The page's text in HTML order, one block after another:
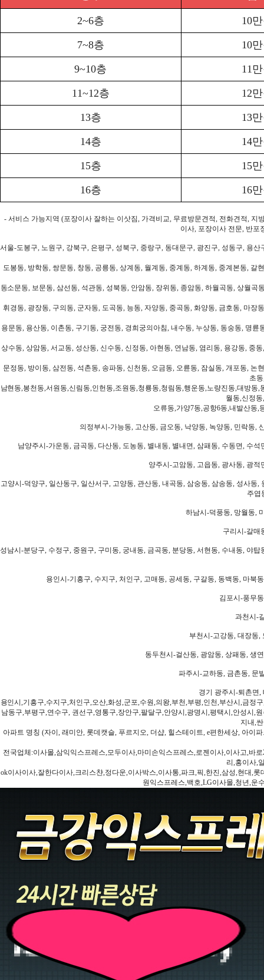
2~6층 10
7~8층 10
9~10층 11
11~12층 12
13층 13
14층 14
15층 15
16층 16
- 서비스 가능지역 (포장이사 잘하는 이삿짐, 가격비교, 무료방문견적, 전화견적,
이사, 포장이사 전문, 반포
서울-도봉구, 노원구, 강북구, 은평구, 성북구, 중랑구, 동대문구, 광진구, 성동구, 용
도봉동, 방학동, 쌍문동, 창동, 공릉동, 상계동, 월계동, 중계동, 하계동, 중계본동,
동소문동, 보문동, 삼선동, 석관동, 성북동, 안암동, 장위동, 종암동, 하월곡동, 상월
휘경동, 광장동, 구의동, 군자동, 도곡동, 능동, 자양동, 중곡동, 화양동, 금호동, 마
용문동, 용산동, 이촌동, 구기동, 궁전동, 경희궁의아침, 내수동, 누상동, 동숭동, 명
상수동, 상암동, 서교동, 성산동, 신수동, 신정동, 아현동, 연남동, 염리동, 용강동, 중
문정동, 방이동, 삼전동, 석촌동, 송파동, 신천동, 오금동, 오륜동, 잠실동, 개포동,
초
남현동,봉천동,서원동,신림동,인헌동,조원동,청룡동,청림동,행운동,노량진동,대방
월동,신정
오류동,가양7동,공항6동,내발산동,
의정부시-가능동, 고산동, 금오동, 낙양동, 녹양동, 민락동,
남양주시-가운동, 금곡동, 다산동, 도농동, 별내동, 별내면, 삼패동, 수동면, 수
양주시-고암동, 고읍동, 광사동, 광
고양시-덕양구, 일산동구, 일산서구, 고양동, 관산동, 내곡동, 삼숭동, 삼송동, 성사
주엽
하남시-덕풍동, 망월동,
구리시-갈매
성남시-분당구, 수정구, 중원구, 구미동, 궁내동, 금곡동, 분당동, 서현동, 수내동, 야
용인시-기흥구, 수지구, 처인구, 고매동, 공세동, 구갈동, 동백동, 마북
김포시-풍무
과천시-
부천시-고강동, 대장동,
동두천시-걸산동, 광암동, 상패동, 생
파주시-교하동, 금촌동, 문
경기 광주시-퇴촌면,
용인시,기흥구,수지구,처인구,오산,화성,군포,수원,의왕,부천,부평,인천,부산시,금
남동구,부평구,연수구, 권선구,영통구,장안구,팔달구,안양시,광명시,평택시,안성시,
지내,
아파트 명칭 (자이, 래미안, 롯데캣슬, 푸르지오, 더샵, 힐스테이트, e편한세상, 아이
전국업체:이사몰,삼익익스프레스,모두이사,마미손익스프레스,로젠이사,이사고,바
리,홍이사,
ok이사이사,잘한다이사,크리스챤,정다운,이사박스,이사통,파크,픽,한진,삼성,현대,
원익스프레스,백호,LG이사몰,청년,운